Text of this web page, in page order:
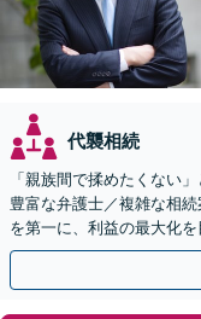
代襲相続
「親族間で揉めたくない
豊富な弁護士／複雑な相
を第一に、利益の最大化
し、きめ細やかに対応